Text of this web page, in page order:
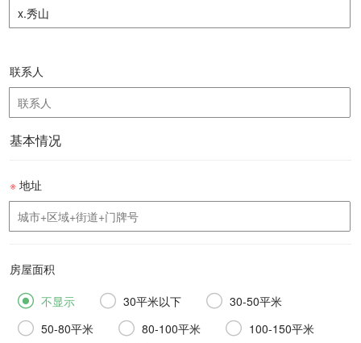
联系人
基本情况
※ 地址
房屋面积
 不显示  30平米以下  30-50平米
 50-80平米  80-100平米  100-150平米